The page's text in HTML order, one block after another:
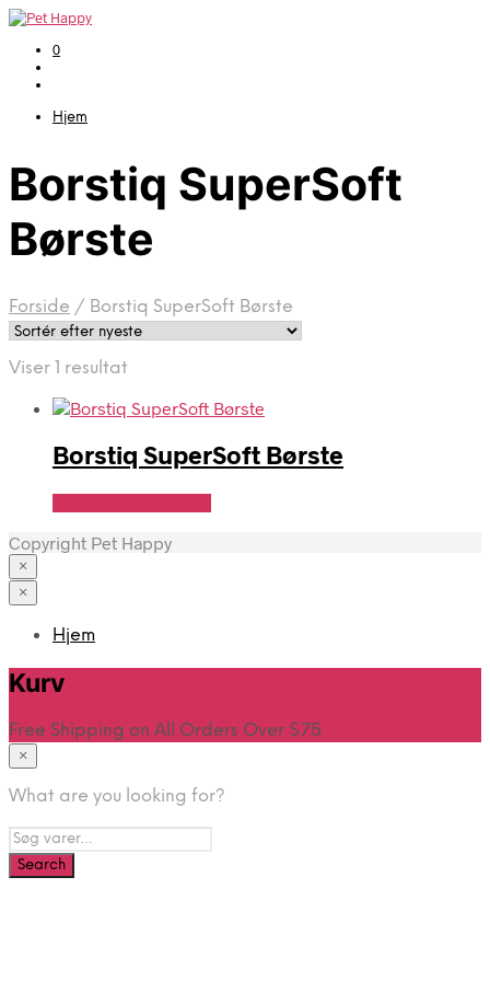
0
Hjem
Borstiq SuperSoft
Børste
Forside / Borstiq SuperSoft Børste
Viser 1 resultat
Borstiq SuperSoft Børste
Copyright Pet Happy
×
×
Hjem
Kurv
Free Shipping on All Orders Over $75
×
What are you looking for?